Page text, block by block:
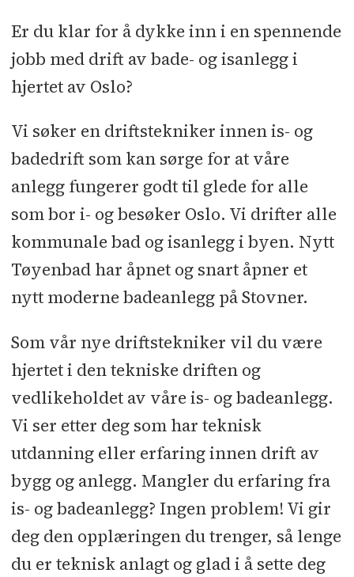
Er du klar for å dykke inn i en spennende
jobb med drift av bade- og isanlegg i
hjertet av Oslo?
Vi søker en driftstekniker innen is- og
badedrift som kan sørge for at våre
anlegg fungerer godt til glede for alle
som bor i- og besøker Oslo. Vi drifter alle
kommunale bad og isanlegg i byen. Nytt
Tøyenbad har åpnet og snart åpner et
nytt moderne badeanlegg på Stovner.
Som vår nye driftstekniker vil du være
hjertet i den tekniske driften og
vedlikeholdet av våre is- og badeanlegg.
Vi ser etter deg som har teknisk
utdanning eller erfaring innen drift av
bygg og anlegg. Mangler du erfaring fra
is- og badeanlegg? Ingen problem! Vi gir
deg den opplæringen du trenger, så lenge
du er teknisk anlagt og glad i å sette deg